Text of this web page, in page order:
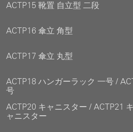
ACTP15 靴置 自立型 二段
ACTP16 傘立 角型
ACTP17 傘立 丸型
ACTP18 ハンガーラック 一号 /
号
ACTP20 キャニスター / ACTP21
ャニスター